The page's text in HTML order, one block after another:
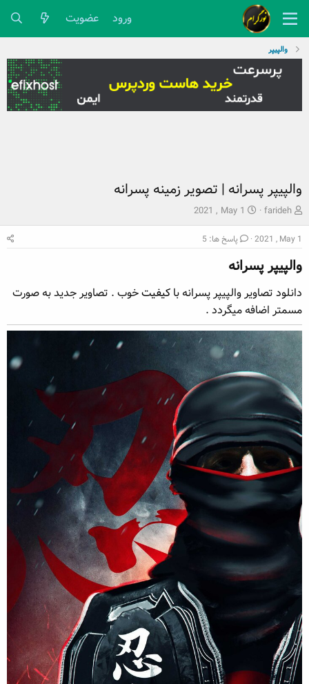
ورود عضویت
والپیپر
والپیپر پسرانه | تصویر زمینه پسرانه
ش
ر
و
ک
ن
د
م
ض
و
ع
farideh
ت
ا
ر
خ
2021 , May 1
2021 , May 1 پاسخ ها: 5
والپیپر پسرانه​
دانلود تصاویر والپیپر پسرانه با کیفیتخوب . تصاویر جدید به صورت
مسمتر اضافه میگردد .